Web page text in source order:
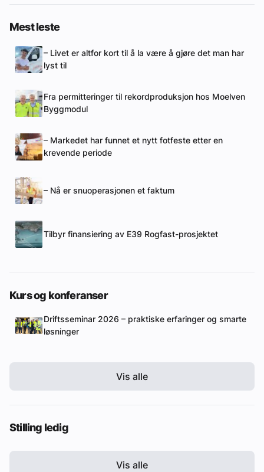
Mest leste
– Livet er altfor kort til å la være å gjøre det man har
lyst til
Fra permitteringer til rekordproduksjon hos Moelven
Byggmodul
– Markedet har funnet et nytt fotfeste etter en
krevende periode
– Nå er snuoperasjonen et faktum
Tilbyr finansiering av E39 Rogfast-prosjektet
Kurs og konferanser
Driftsseminar 2026 – praktiske erfaringer og smarte
løsninger
Vis alle
Stilling ledig
Vis alle